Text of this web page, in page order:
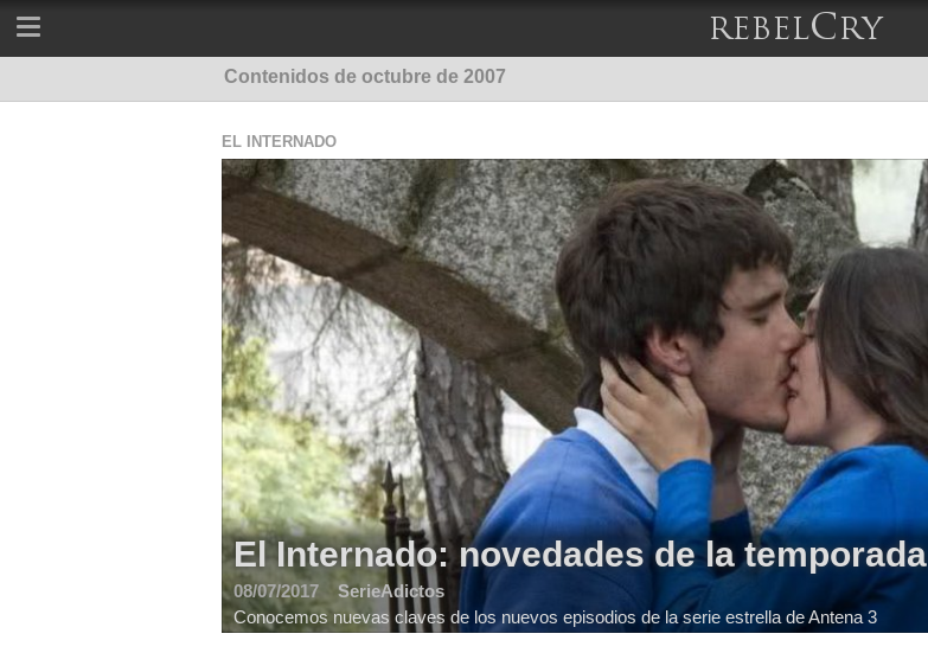
Contenidos de octubre de 2007
EL INTERNADO
El Internado: novedades de la temporada
08/07/2017
SerieAdictos
Conocemos nuevas claves de los nuevos episodios de la serie estrella de Antena 3